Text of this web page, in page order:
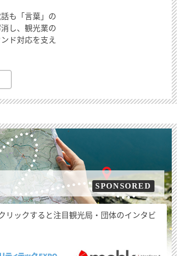
も「言葉」の
し、観光業の
ド対応を支え
SPONSORED
リックすると注目観光局・団体のインタビ